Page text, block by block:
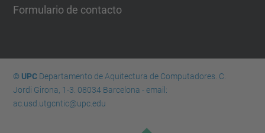
Formulario de contacto
© UPCDepartamento de Aquitectura de Computadores. C.
Jordi Girona, 1-3. 08034 Barcelona - email:
ac.usd.utgcntic@upc.edu